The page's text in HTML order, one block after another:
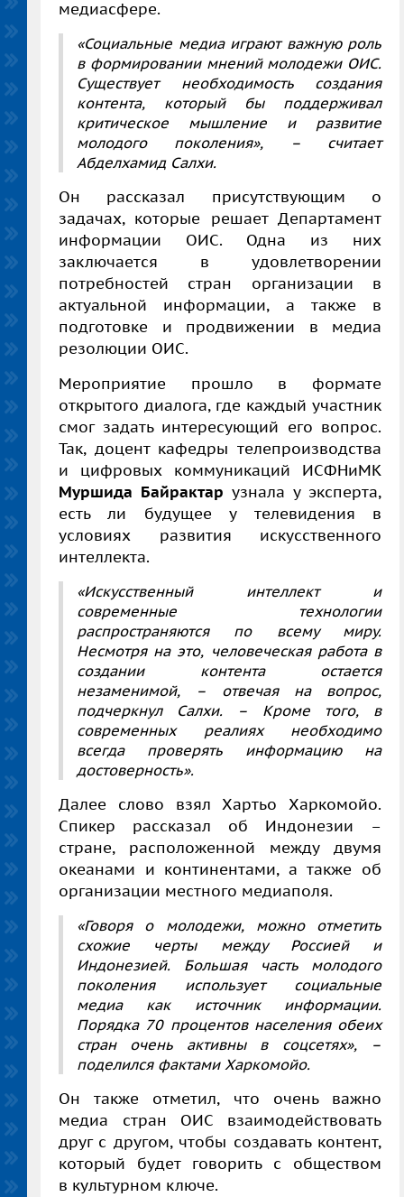
медиасфере.
«Социальные медиа играют важную роль
в формировании мнений молодежи ОИС.
Существует необходимость создания
контента, который бы поддерживал
критическое мышление и развитие
молодого поколения», – считает
Абделхамид Салхи.
Он рассказал присутствующим о
задачах, которые решает Департамент
информации ОИС. Одна из них
заключается в удовлетворении
потребностей стран организации в
актуальной информации, а также в
подготовке и продвижении в медиа
резолюции ОИС.
Мероприятие прошло в формате
открытого диалога, где каждый участник
смог задать интересующий его вопрос.
Так, доцент кафедры телепроизводства
и цифровых коммуникаций ИСФНиМК
Муршида Байрактар узнала у эксперта,
есть ли будущее у телевидения в
условиях развития искусственного
интеллекта.
«Искусственный интеллект и
современные технологии
распространяются по всему миру.
Несмотря на это, человеческая работа в
создании контента остается
незаменимой, – отвечая на вопрос,
подчеркнул Салхи. – Кроме того, в
современных реалиях необходимо
всегда проверять информацию на
достоверность».
Далее слово взял Хартьо Харкомойо.
Спикер рассказал об Индонезии –
стране, расположенной между двумя
океанами и континентами, а также об
организации местного медиаполя.
«Говоря о молодежи, можно отметить
схожие черты между Россией и
Индонезией. Большая часть молодого
поколения использует социальные
медиа как источник информации.
Порядка 70 процентов населения обеих
стран очень активны в соцсетях», –
поделился фактами Харкомойо.
Он также отметил, что очень важно
медиа стран ОИС взаимодействовать
друг с другом, чтобы создавать контент,
который будет говорить с обществом
в культурном ключе.